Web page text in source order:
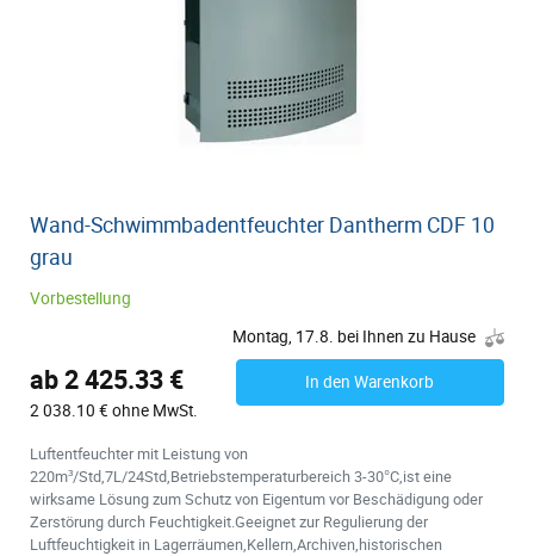
Wand-Schwimmbadentfeuchter Dantherm CDF 10
grau
Vorbestellung
Montag, 17.8. bei Ihnen zu Hause
ab 2 425.33 €
2 038.10 € ohne MwSt.
In den Warenkorb
Luftentfeuchter mit Leistung von
220m³/Std,7L/24Std,Betriebstemperaturbereich 3-30°C,ist eine
wirksame Lösung zum Schutz von Eigentum vor Beschädigung oder
Zerstörung durch Feuchtigkeit.Geeignet zur Regulierung der
Luftfeuchtigkeit in Lagerräumen,Kellern,Archiven,historischen